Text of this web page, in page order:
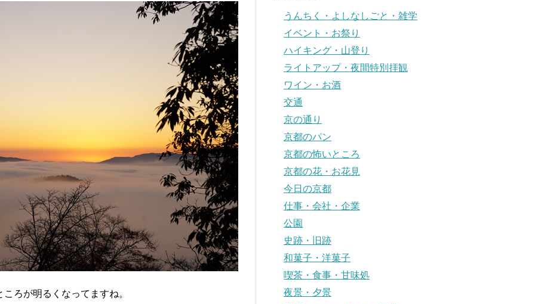
ろが明るくなってますね。
うんちく・よしなしごと・雑学
イベント・お祭り
ハイキング・山登り
ライトアップ・夜間特別拝観
ワイン・お酒
交通
京の通り
京都のパン
京都の怖いところ
京都の花・お花見
今日の京都
仕事・会社・企業
公園
史跡・旧跡
和菓子・洋菓子
喫茶・食事・甘味処
夜景・夕景